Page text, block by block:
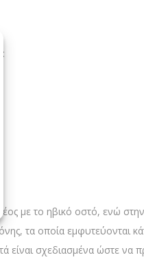
με το ηβικό οστό, ενώ
τα οποία εμφυτεύονται
είναι σχεδιασμένα ώστε να